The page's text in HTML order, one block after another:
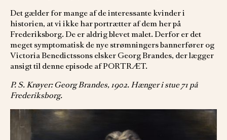
Det gælder for mange af de interessante kvinder i
historien, at vi ikke har portrætter af dem her på
Frederiksborg. De er aldrig blevet malet. Derfor er det
meget symptomatisk de nye strømningers bannerfører og
Victoria Benedictssons elsker Georg Brandes, der lægger
ansigt til denne episode af PORTRÆT.
P. S. Krøyer: Georg Brandes, 1902. Hænger i stue 71 på
Frederiksborg.